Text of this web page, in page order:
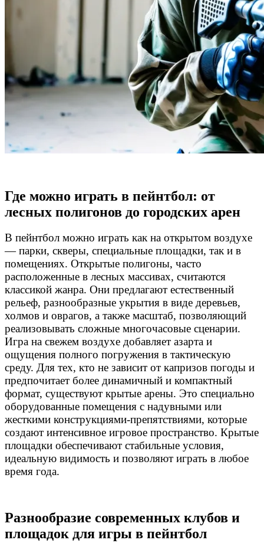
Где можно играть в пейнтбол: от
лесных полигонов до городских арен
В пейнтбол можно играть как на открытом воздухе
— парки, скверы, специальные площадки, так и в
помещениях. Открытые полигоны, часто
расположенные в лесных массивах, считаются
классикой жанра. Они предлагают естественный
рельеф, разнообразные укрытия в виде деревьев,
холмов и оврагов, а также масштаб, позволяющий
реализовывать сложные многочасовые сценарии.
Игра на свежем воздухе добавляет азарта и
ощущения полного погружения в тактическую
среду. Для тех, кто не зависит от капризов погоды и
предпочитает более динамичный и компактный
формат, существуют крытые арены. Это специально
оборудованные помещения с надувными или
жесткими конструкциями-препятствиями, которые
создают интенсивное игровое пространство. Крытые
площадки обеспечивают стабильные условия,
идеальную видимость и позволяют играть в любое
время года.
Разнообразие современных клубов и
площадок для игры в пейнтбол